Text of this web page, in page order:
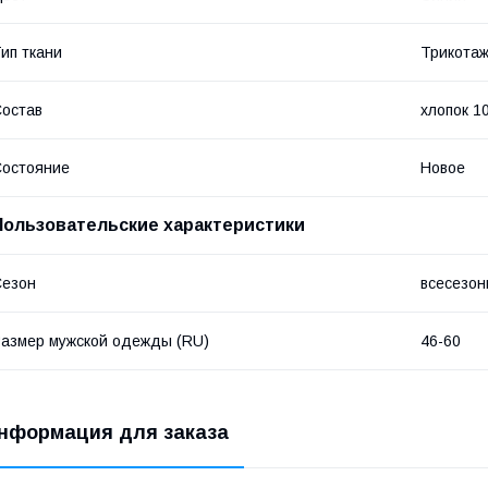
ткани Трикотаж
хлопок
Новое
характеристики
мужской одежды (RU) 46-60
для заказа